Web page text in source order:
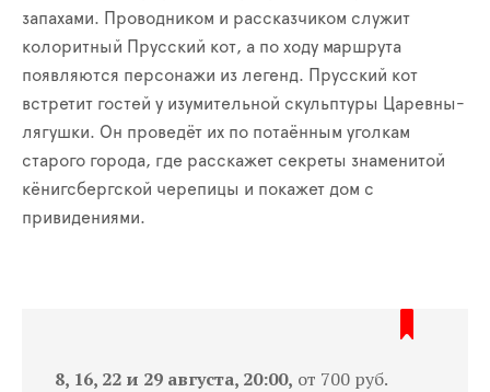
запахами. Проводником и рассказчиком служит
колоритный Прусский кот, а по ходу маршрута
появляются персонажи из легенд. Прусский кот
встретит гостей у изумительной скульптуры Царевны-
лягушки. Он проведёт их по потаённым уголкам
старого города, где расскажет секреты знаменитой
кёнигсбергской черепицы и покажет дом с
привидениями.
8, 16, 22 и 29 августа, 20:00, от 700 руб.